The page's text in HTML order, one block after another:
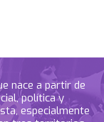
nace a partir de
política y
especialmente